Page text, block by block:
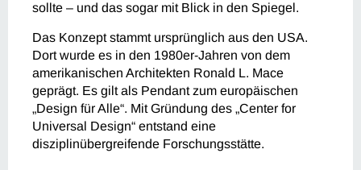
sollte – und das sogar mit Blick in den Spiegel.
Das Konzept stammt ursprünglich aus den USA.
Dort wurde es in den 1980er-Jahren von dem
amerikanischen Architekten Ronald L. Mace
geprägt. Es gilt als Pendant zum europäischen
„Design für Alle“. Mit Gründung des „Center for
Universal Design“ entstand eine
disziplinübergreifende Forschungsstätte.